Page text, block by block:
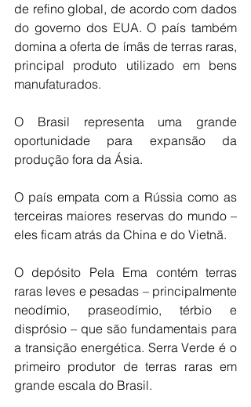
de refino global, de acordo com dados
do governo dos EUA. O país também
domina a oferta de ímãs de terras raras,
principal produto utilizado em bens
manufaturados.
O Brasil representa uma grande
oportunidade para expansão da
produção fora da Ásia.
O país empata com a Rússia como as
terceiras maiores reservas do mundo –
eles ficam atrás da China e do Vietnã.
O depósito Pela Ema contém terras
raras leves e pesadas – principalmente
neodímio, praseodímio, térbio e
disprósio – que são fundamentais para
a transição energética. Serra Verde é o
primeiro produtor de terras raras em
grande escala do Brasil.